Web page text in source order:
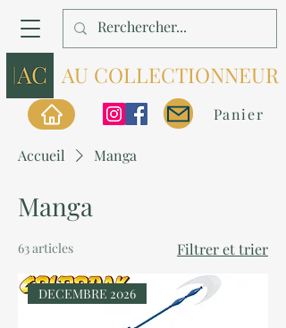
AU COLLECTIONNEUR
Panier
Accueil Manga
Manga
63 articles Filtrer et trier
DECEMBRE 2026